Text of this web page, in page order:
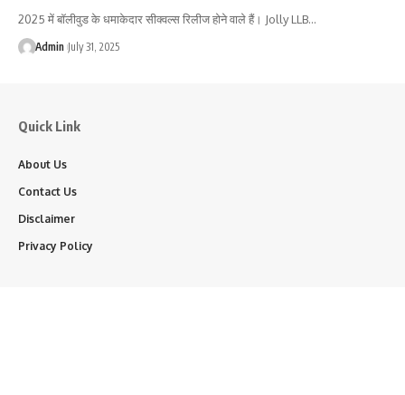
2025 में बॉलीवुड के धमाकेदार सीक्वल्स रिलीज होने वाले हैं। Jolly LLB…
Admin July 31, 2025
Quick Link
About Us
Contact Us
Disclaimer
Privacy Policy